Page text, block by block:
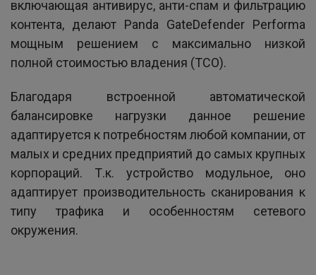
включающая антивирус, анти-спам и фильтрацию
контента, делают Panda GateDefender Performa
мощным решением с максимально низкой
полной стоимостью владения (TCO).
Благодаря встроенной автоматической
балансировке нагрузки данное решение
адаптируется к потребностям любой компании, от
малых и средних предприятий до самых крупных
корпораций. Т.к. устройство модульное, оно
адаптирует производительность сканирования к
типу трафика и особенностям сетевого
окружения.